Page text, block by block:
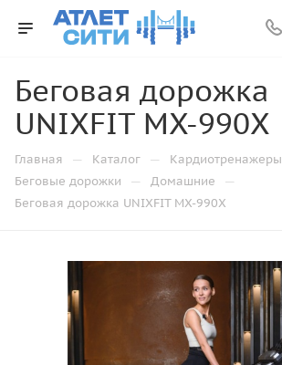
Беговая дорожка
UNIXFIT MX-990X
Главная — Каталог — Кардиотренажеры
Беговые дорожки — Домашние —
Беговая дорожка UNIXFIT MX-990X